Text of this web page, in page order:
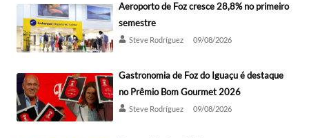
Aeroporto de Foz cresce 28,8% no primeiro
semestre
Steve Rodríguez 09/08/2026
Gastronomia de Foz do Iguaçu é destaque
no Prêmio Bom Gourmet 2026
Steve Rodríguez 09/08/2026